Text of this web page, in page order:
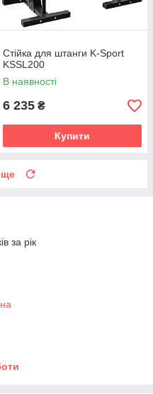
Стійка для штанги K-Sport
KSSL200
В наявності
6 235 ₴
Купити
ще
за рік